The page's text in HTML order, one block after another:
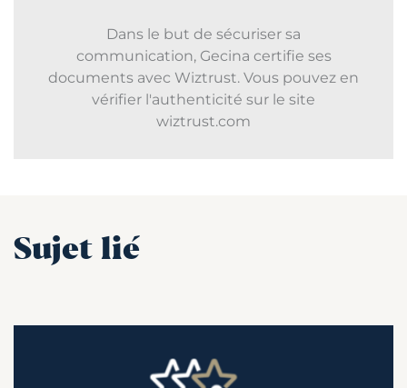
Dans le but de sécuriser sa
communication, Gecina certifie ses
documents avec Wiztrust. Vous pouvez en
vérifier l'authenticité sur le site
wiztrust.com
Sujet lié